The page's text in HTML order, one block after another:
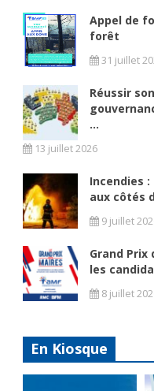
Appel de
forêt
31 juillet
Réussir
...
13 juillet 2026
Incendies :
aux côtés
9 juillet
Grand Prix
les
8 juillet
En Kiosque